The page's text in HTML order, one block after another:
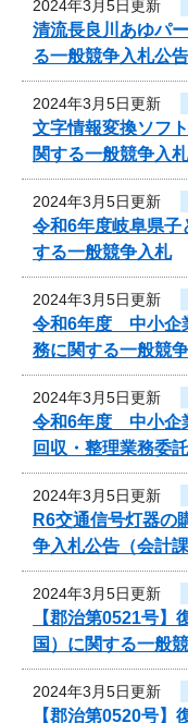
2024年3月5日更新
清流長良川あゆパ
る一般競争入札公告
2024年3月5日更新
文字情報変換ソフ
関する一般競争入
2024年3月5日更新
令和6年度岐阜県子
する一般競争入札
2024年3月5日更新
令和6年度 中小企
務に関する一般競
2024年3月5日更新
令和6年度 中小企
回収・整理業務委
2024年3月5日更新
R6交通信号灯器の
争入札公告（会計課
2024年3月5日更新
【郡治第0521号
国）に関する一般
2024年3月5日更新
【郡治第0520号